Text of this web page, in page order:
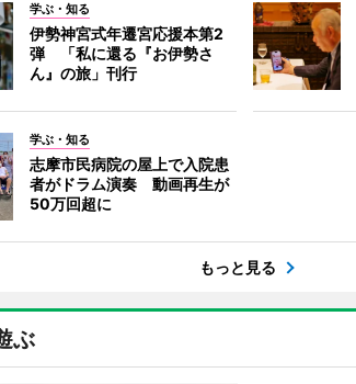
学ぶ・知る
伊勢神宮式年遷宮応援本第2
弾 「私に還る『お伊勢さ
ん』の旅」刊行
学ぶ・知る
志摩市民病院の屋上で入院患
者がドラム演奏 動画再生が
50万回超に
もっと見る
ぶ